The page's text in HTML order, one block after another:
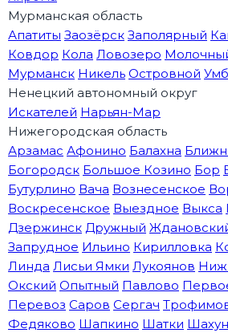
Мурманская область
Апатиты Заозёрск Заполярный
Ковдор Кола Ловозеро
Мурманск Никель Островной
Ненецкий автономный округ
Искателей Нарьян-Мар
Нижегородская область
Арзамас Афонино Балахна
Богородск Большое Козино Бор
Бутурлино Вача Вознесенское
Воскресенское Выездное Выкса
Дзержинск Дружный
Запрудное Ильино Кирилловка
Линда Лисьи Ямки Лукоянов
Окский Опытный Павлово
Перевоз Саров Сергач
Федяково Шапкино Шатки